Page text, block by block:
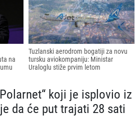
na
Tuzlanski aerodrom bogatiji za novu
tursku aviokompaniju: Ministar
Uraloglu stiže prvim letom
koji je isplovio iz
da će put trajati 28 sati